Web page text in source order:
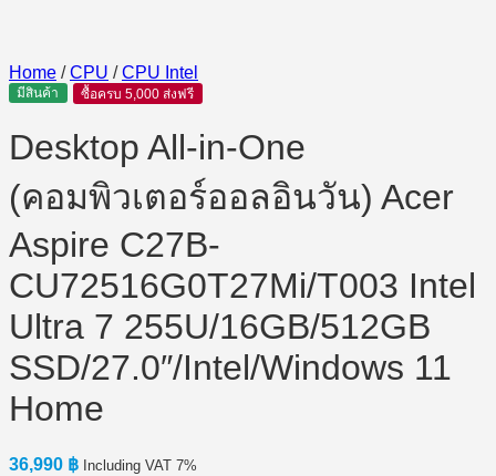
Home / CPU / CPU Intel
มีสินค้า ซื้อครบ 5,000 ส่งฟรี
Desktop All-in-One
(คอมพิวเตอร์ออลอินวัน) Acer
Aspire C27B-
CU72516G0T27Mi/T003 Intel
Ultra 7 255U/16GB/512GB
SSD/27.0″/Intel/Windows 11
Home
36,990 ฿ Including VAT 7%